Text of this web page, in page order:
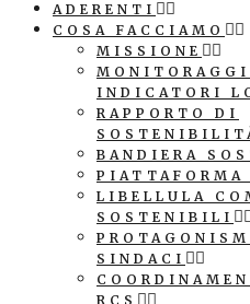
ADERENTI
COSA FACCIAMO
MISSIONE
INDICATORI
RAPPORTO DI
BANDIERA
PIATTAFORMA
LIBELLULA
SOSTENIBILI
SINDACI
RCS